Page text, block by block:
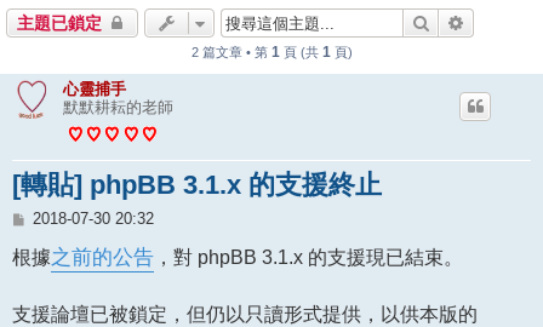
主題已鎖定 搜尋
2 篇文章 • 第 1 頁 (共 1 頁)
心靈捕手
默默耕耘的老師
[轉貼] phpBB 3.1.x 的支援終止
文
2018-07-30 20:32
根據之前的公告 ，對 phpBB 3.1.x 的支援現已結束。
支援論壇已被鎖定，但仍以只讀形式提供，以供本版的